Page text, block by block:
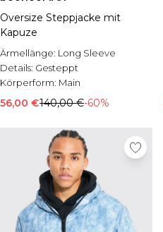
Oversize Steppjacke mit
Kapuze
Ärmellänge: Long Sleeve
Details: Gesteppt
Körperform: Main
56,00 €140,00 €-60%